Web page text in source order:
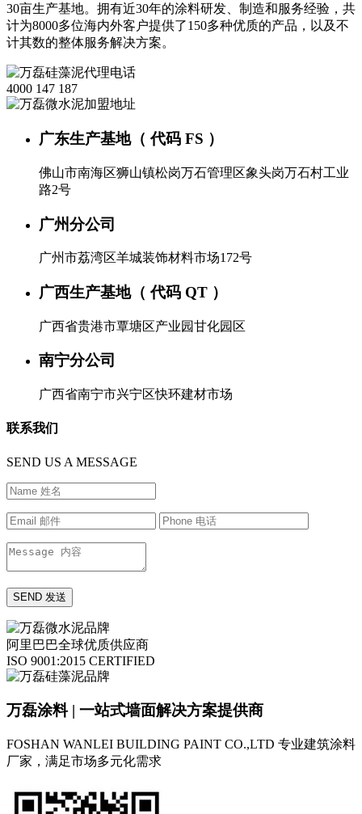
30亩生产基地。拥有近30年的涂料研发、制造和服务经验，共
计为8000多位海内外客户提供了150多种优质的产品，以及不
计其数的整体服务解决方案。
4000 147 187
广东生产基地（ 代码 FS ）
佛山市南海区狮山镇松岗万石管理区象头岗万石村工业
路2号
广州分公司
广州市荔湾区羊城装饰材料市场172号
广西生产基地（ 代码 QT ）
广西省贵港市覃塘区产业园甘化园区
南宁分公司
广西省南宁市兴宁区快环建材市场
联系我们
SEND US A MESSAGE
阿里巴巴全球优质供应商
ISO 9001:2015 CERTIFIED
万磊涂料 | 一站式墙面解决方案提供商
FOSHAN WANLEI BUILDING PAINT CO.,LTD 专业建筑涂料
厂家，满足市场多元化需求